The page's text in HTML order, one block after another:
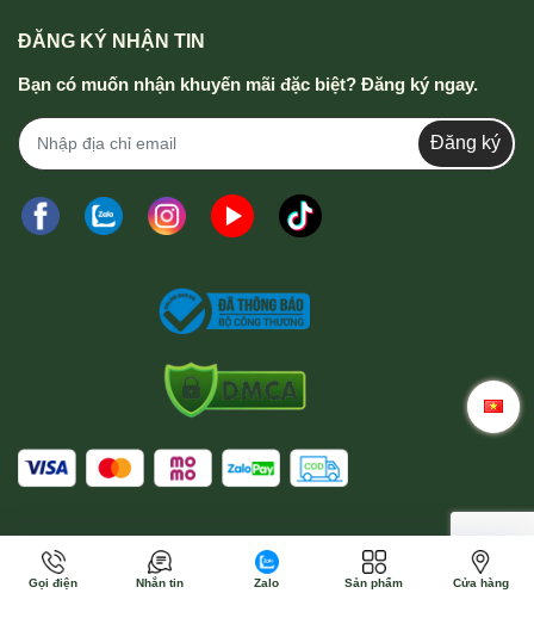
ĐĂNG KÝ NHẬN TIN
Bạn có muốn nhận khuyến mãi đặc biệt? Đăng ký ngay.
Đăng ký
Gọi điện Nhắn tin Zalo Sản phẩm Cửa hàng